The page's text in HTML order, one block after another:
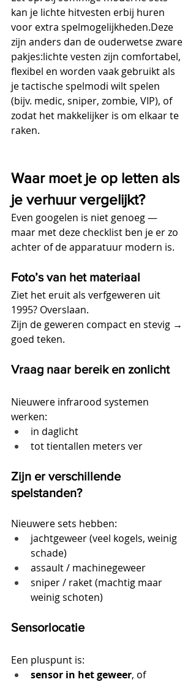
kan je lichte hitvesten erbij huren
voor extra spelmogelijkheden.Deze
zijn anders dan de ouderwetse zware
pakjes:lichte vesten zijn comfortabel,
flexibel en worden vaak gebruikt als
je tactische spelmodi wilt spelen
(bijv. medic, sniper, zombie, VIP), of
zodat het makkelijker is om elkaar te
raken.
Waar moet je op letten als
je verhuur vergelijkt?
Even googelen is niet genoeg —
maar met deze checklist ben je er zo
achter of de apparatuur modern is.
Foto’s van het materiaal
Ziet het eruit als verfgeweren uit
1995? Overslaan.
Zijn de geweren compact en stevig →
goed teken.
Vraag naar bereik en zonlicht
Nieuwere infrarood systemen
werken:
in daglicht
tot tientallen meters ver
Zijn er verschillende
spelstanden?
Nieuwere sets hebben:
jachtgeweer (veel kogels, weinig
schade)
assault / machinegeweer
sniper / raket (machtig maar
weinig schoten)
Sensorlocatie
Een pluspunt is:
sensor in het geweer, of